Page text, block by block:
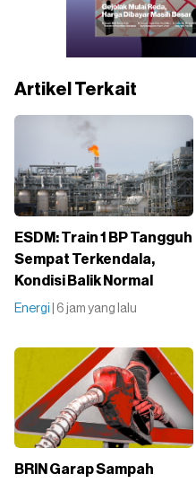
Artikel Terkait
ESDM: Train 1 BP Tangguh
Sempat Terkendala,
Kondisi Balik Normal
Energi | 6 jam yang lalu
BRIN Garap Sampah